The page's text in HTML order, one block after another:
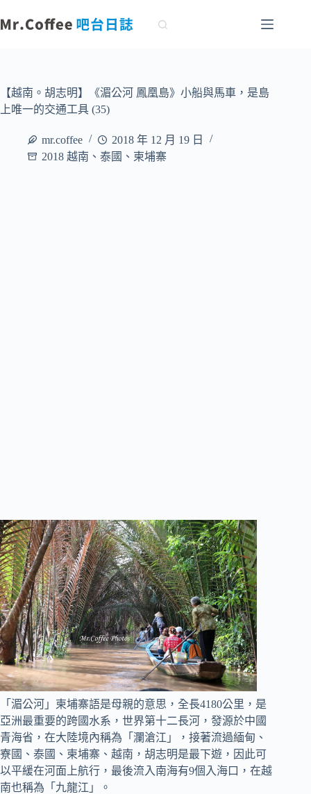
至
容【越南。胡志明】《湄公河 鳳凰島》小船與馬車，是島
上唯一的交通工具 (35)
mr.coffee
2018 年 12 月 19 日
2018 越南、泰國、柬埔寨
「湄公河」柬埔寨語是母親的意思，全長4180公里，是
亞洲最重要的跨國水系，世界第十二長河，發源於中國
青海省，在大陸境內稱為「瀾滄江」，接著流過緬甸、
寮國、泰國、柬埔寨、越南，胡志明是最下遊，因此可
以平緩在河面上航行，最後流入南海有9個入海口，在越
南也稱為「九龍江」。